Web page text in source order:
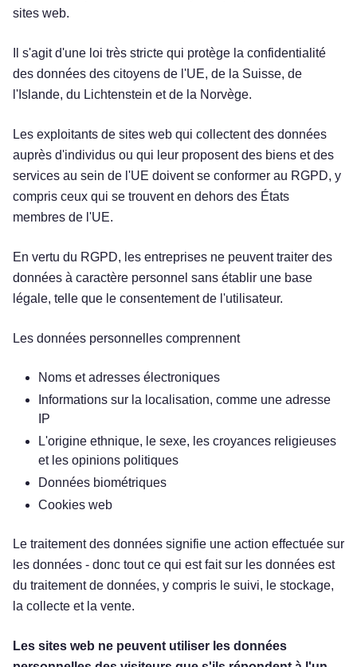
sites web.
Il s'agit d'une loi très stricte qui protège la confidentialité
des données des citoyens de l'UE, de la Suisse, de
l'Islande, du Lichtenstein et de la Norvège.
Les exploitants de sites web qui collectent des données
auprès d'individus ou qui leur proposent des biens et des
services au sein de l'UE doivent se conformer au RGPD, y
compris ceux qui se trouvent en dehors des États
membres de l'UE.
En vertu du RGPD, les entreprises ne peuvent traiter des
données à caractère personnel sans établir une base
légale, telle que le consentement de l'utilisateur.
Les données personnelles comprennent
Noms et adresses électroniques
Informations sur la localisation, comme une adresse
IP
L'origine ethnique, le sexe, les croyances religieuses
et les opinions politiques
Données biométriques
Cookies web
Le traitement des données signifie une action effectuée sur
les données - donc tout ce qui est fait sur les données est
du traitement de données, y compris le suivi, le stockage,
la collecte et la vente.
Les sites web ne peuvent utiliser les données